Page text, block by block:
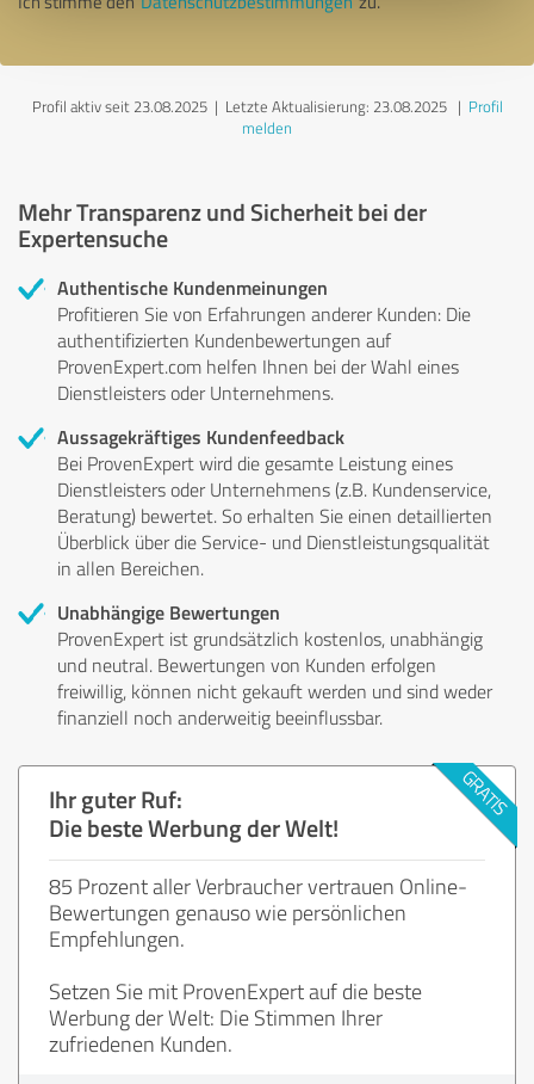
Profil aktiv seit 23.08.2025 | Letzte Aktualisierung: 23.08.2025| Profil
melden
Mehr Transparenz und Sicherheit bei der
Expertensuche
Authentische Kundenmeinungen
Profitieren Sie von Erfahrungen anderer Kunden: Die
authentifizierten Kundenbewertungen auf
ProvenExpert.com helfen Ihnen bei der Wahl eines
Dienstleisters oder Unternehmens.
Aussagekräftiges Kundenfeedback
Bei ProvenExpert wird die gesamte Leistung eines
Dienstleisters oder Unternehmens (z.B. Kundenservice,
Beratung) bewertet. So erhalten Sie einen detaillierten
Überblick über die Service- und Dienstleistungsqualität
in allen Bereichen.
Unabhängige Bewertungen
ProvenExpert ist grundsätzlich kostenlos, unabhängig
und neutral. Bewertungen von Kunden erfolgen
freiwillig, können nicht gekauft werden und sind weder
finanziell noch anderweitig beeinflussbar.
Ihr guter Ruf:
Die beste Werbung der Welt!
85 Prozent aller Verbraucher vertrauen Online-
Bewertungen genauso wie persönlichen
Empfehlungen.
Setzen Sie mit ProvenExpert auf die beste
Werbung der Welt: Die Stimmen Ihrer
zufriedenen Kunden.